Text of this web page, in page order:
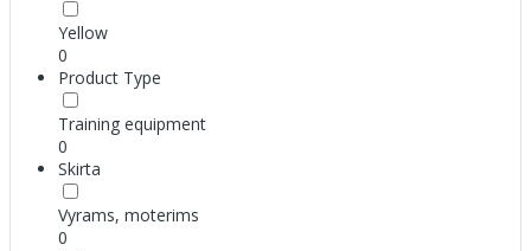
Yellow
0
Product Type
Training equipment
0
Skirta
Vyrams, moterims
0